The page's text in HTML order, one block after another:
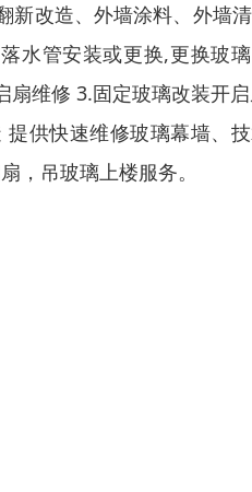
新改造、外墙涂料、外墙
水管安装或更换,更换玻
扇维修 3.固定玻璃改装开
供快速维修玻璃幕墙、
，吊玻璃上楼服务。